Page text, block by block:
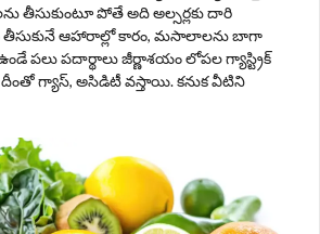
తీసుకుంటూ పోతే అది అల్సర్లకు దారి
తీసుకునే ఆహారాల్లో కారం, మసాలాలను బాగా
పలు పదార్థాలు జీర్ణాశయం లోపల గ్యాస్ట్రిక్
గ్యాస్, అసిడిటీ వస్తాయి. కనుక వీటిని